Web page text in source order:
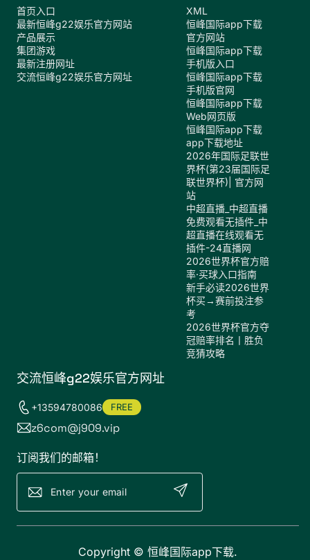
首页入口
最新恒峰g22娱乐官方网站
产品展示
集团游戏
最新注册网址
交流恒峰g22娱乐官方网址
XML
恒峰国际app下载
官方网站
恒峰国际app下载
手机版入口
恒峰国际app下载
手机版官网
恒峰国际app下载
Web网页版
恒峰国际app下载
app下载地址
2026年国际足联世
界杯(第23届国际足
联世界杯)| 官方网
站
中超直播_中超直播
免费观看无插件_中
超直播在线观看无
插件-24直播网
2026世界杯官方赔
率·买球入口指南
新手必读2026世界
杯买→赛前投注参
考
2026世界杯官方夺
冠赔率排名丨胜负
竞猜攻略
交流恒峰g22娱乐官方网址
+13594780086 FREE
z6com@j909.vip
订阅我们的邮箱！
Copyright © 恒峰国际app下载.